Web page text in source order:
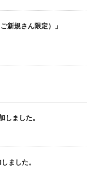
新規さん限定）」
しました。
ました。